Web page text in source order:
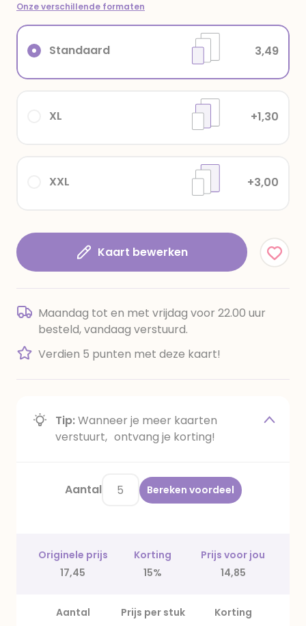
Onze verschillende formaten
Standaard 3,49
XXL +3,00
XL +1,30
Kaart bewerken
Maandag tot en met vrijdag voor 22.00 uur
besteld, vandaag verstuurd.
Verdien 5 punten met deze kaart!
Tip:Wanneer je meer kaarten
verstuurt, ontvang je korting!
Aantal Bereken voordeel
Originele prijs Korting
Prijs voor jou
17,45
15% 14,85
Aantal Prijs per stuk
Korting